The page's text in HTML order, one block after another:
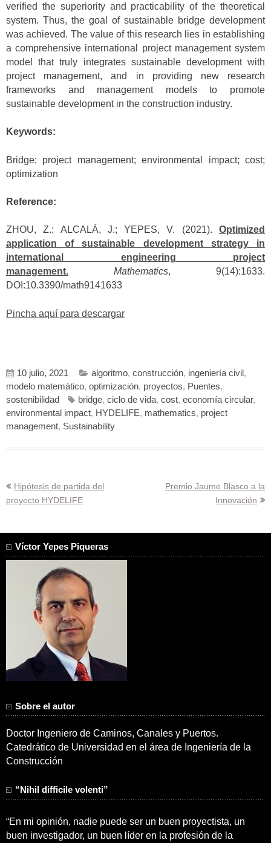
verified the superiority and practicability of the theoretical
system. Thus, the goal of sustainable bridge development
was achieved. The value of this research lies in establishing
a comprehensive international project management system
model that truly integrates sustainable development with
project management, and in providing new research
frameworks and management models to promote
sustainable development in the construction industry.
Keywords:
Bridge; project management; environmental impact; cost;
optimization
Reference:
ZHOU, Z.; ALCALÁ, J.; YEPES, V. (2021). Optimized
application of sustainable development strategy in
international engineering project
management.
Mathematics, 9(14):1633.
DOI:10.3390/math9141633
Pincha aquí para descargar
10 julio, 2021 algoritmo, construcción, ingeniería civil ,
modelo matemático, optimización, proyectos, Puentes,
sostenibilidad
bridge, ciclo de vida, cost, economía circular,
environmental impact, HYDELIFE, mathematics, project
management, Sustainability
Navegación
de
Hipótesis de partida del
proyecto HYDELIFE
Premio Jaume Blasco a la
Innovación
Víctor Yepes Piqueras
Sobre el autor
Doctor Ingeniero de Caminos, Canales y Puertos.
Catedrático de Universidad en el área de Ingeniería de la
Construcción
“Nihil difficile volenti”
“En mi opinión, nadie puede ser un buen proyectista, un
buen investigador, un buen líder en la profesión de la